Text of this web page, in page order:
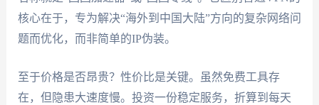
核心在于，专为解决“海外到中国大陆”方向的复杂网络问
题而优化，而非简单的IP伪装。
至于价格是否昂贵？性价比是关键。虽然免费工具存
在，但隐患大速度慢。投资一份稳定服务，折算到每天